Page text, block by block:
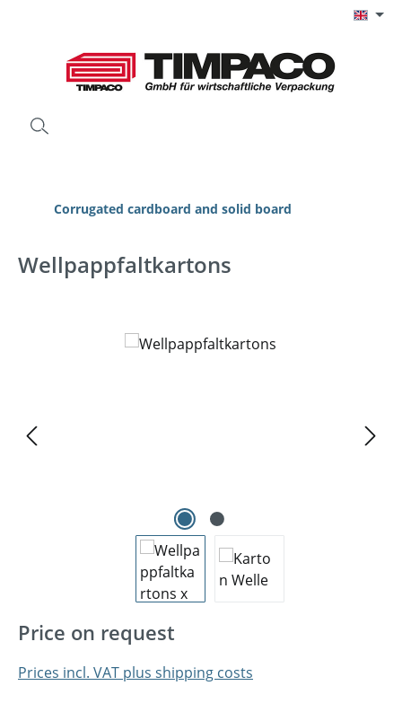
Corrugated cardboard and solid board
Wellpappfaltkartons
Skip image gallery
Price on request
Prices incl. VAT plus shipping costs